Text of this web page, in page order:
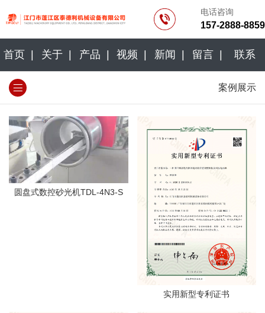
电话咨询
157-2888-8859
首页 | 关于 | 产品 | 视频 | 新闻 | 留言 | 联系
案例展示
圆盘式数控砂光机TDL-4N3-S
实用新型专利证书